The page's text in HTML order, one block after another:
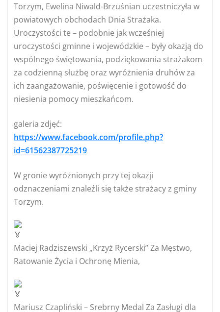
Torzym, Ewelina Niwald-Brzuśnian uczestniczyła w
powiatowych obchodach Dnia Strażaka.
Uroczystości te – podobnie jak wcześniej
uroczystości gminne i wojewódzkie – były okazją do
wspólnego świętowania, podziękowania strażakom
za codzienną służbę oraz wyróżnienia druhów za
ich zaangażowanie, poświęcenie i gotowość do
niesienia pomocy mieszkańcom.
galeria zdjęć:
https://www.facebook.com/profile.php?
id=61562387725219
W gronie wyróżnionych przy tej okazji
odznaczeniami znaleźli się także strażacy z gminy
Torzym.
Maciej Radziszewski „Krzyż Rycerski” Za Męstwo,
Ratowanie Życia i Ochronę Mienia,
Mariusz Czapliński – Srebrny Medal Za Zasługi dla